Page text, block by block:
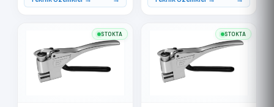
STOKTA STOKTA